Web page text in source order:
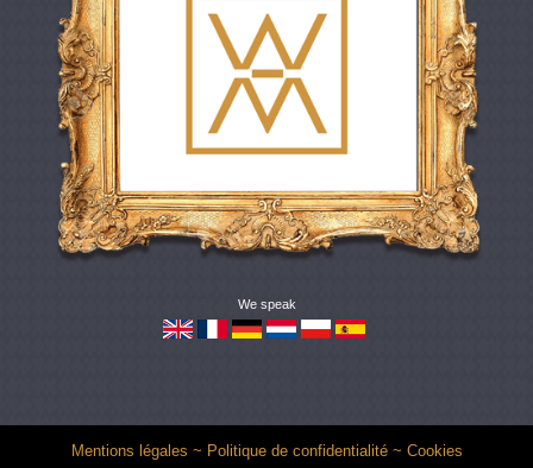
We speak
Mentions légales ~ Politique de confidentialité~ Cookies